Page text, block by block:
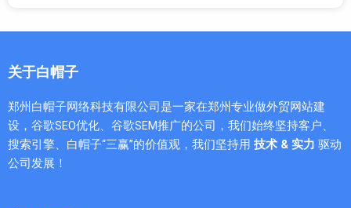
关于白帽子
郑州白帽子网络科技有限公司是一家在郑州专业做外贸网站建
设，谷歌SEO优化、谷歌SEM推广的公司，我们始终坚持客户、
搜索引擎、白帽子“三赢”的价值观，我们坚持用 技术 & 实力 驱动
公司发展！